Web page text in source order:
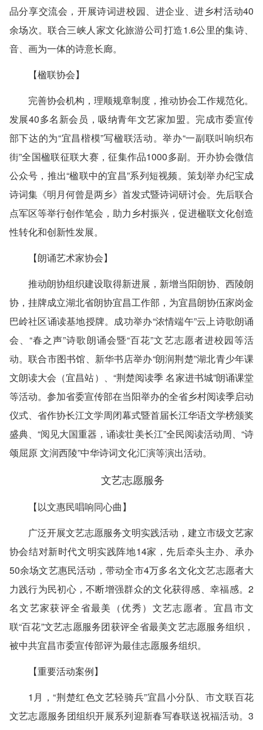
品分享交流会，开展诗词进校园、进企业、进乡村活动40
余场次。联合三峡人家文化旅游公司打造1.6公里的集诗、
音、画为一体的诗意长廊。
【楹联协会】
完善协会机构，理顺规章制度，推动协会工作规范化。
发展40多名新会员，吸纳青年文艺家加盟。完成市委宣传
部下达的为“宜昌楷模”写楹联活动。举办“一副联叫响织布
街”全国楹联征联大赛，征集作品1000多副。开办协会微信
公众号，推出“楹联中的宜昌”系列短视频。策划举办纪宝成
诗词集《明月何曾是两乡》首发式暨诗词研讨会。先后联合
点军区等举行创作笔会，助力乡村振兴，促进楹联文化创造
性转化和创新性发展。
【朗诵艺术家协会】
推动朗协组织建设取得新进展，新增当阳朗协、西陵朗
协，挂牌成立湖北省朗协宜昌工作部，为宜昌朗协伍家岗金
巴岭社区诵读基地授牌。成功举办“浓情端午”云上诗歌朗诵
会、“春之声”诗歌朗诵会暨“百花”文艺志愿者进校园等活
动。联合市图书馆、新华书店举办“朗润荆楚”湖北青少年课
文朗读大会（宜昌站）、“荆楚阅读季 名家进书城”朗诵课堂
等活动。参加省委宣传部在当阳举办的全省乡村阅读季启动
仪式、省作协长江文学周闭幕式暨首届长江华语文学榜颁奖
盛典、“阅见大国重器，诵读壮美长江”全民阅读活动周、“诗
颂屈原 文润西陵”中华诗词文化汇演等演出活动。
文艺志愿服务
【以文惠民唱响同心曲】
广泛开展文艺志愿服务文明实践活动，建立市级文艺家
协会结对新时代文明实践阵地14家，先后牵头主办、承办
50余场文艺惠民活动，带动全市4万多名文化文艺志愿者大
力践行为民初心，不断增强群众的文化获得感、幸福感。2
名文艺家获评全省最美（优秀）文艺志愿者。宜昌市文
联“百花”文艺志愿服务团获评全省最美文艺志愿服务组织，
被中共宜昌市委宣传部评为最佳志愿服务组织。
【重要活动案例】
1月，“荆楚红色文艺轻骑兵”宜昌小分队、市文联百花
文艺志愿服务团组织开展系列迎新春写春联送祝福活动。3